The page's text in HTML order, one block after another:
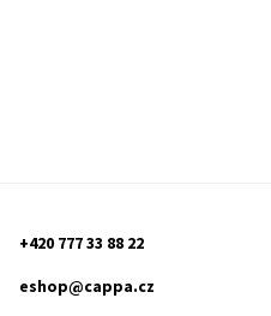
+420 777 33 88 22
eshop@cappa.cz